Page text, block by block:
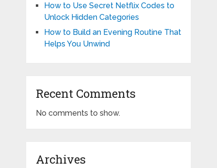
How to Use Secret Netflix Codes to
Unlock Hidden Categories
How to Build an Evening Routine That
Helps You Unwind
Recent Comments
No comments to show.
Archives